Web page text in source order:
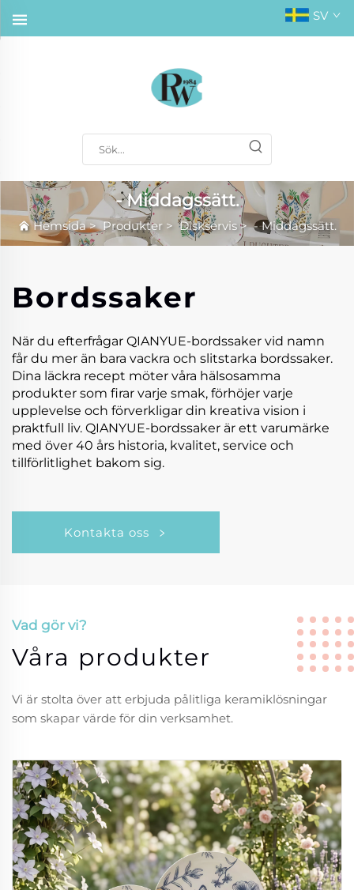
SV
- Middagssätt.
Hemsida>Produkter>Diskservis>- Middagssätt.
Bordssaker
När du efterfrågar QIANYUE-bordssaker vid namn
får du mer än bara vackra och slitstarka bordssaker.
Dina läckra recept möter våra hälsosamma
produkter som firar varje smak, förhöjer varje
upplevelse och förverkligar din kreativa vision i
praktfull liv. QIANYUE-bordssaker är ett varumärke
med över 40 års historia, kvalitet, service och
tillförlitlighet bakom sig.
Kontakta oss
Vad gör vi?
Våra produkter
Vi är stolta över att erbjuda pålitliga keramiklösningar
som skapar värde för din verksamhet.